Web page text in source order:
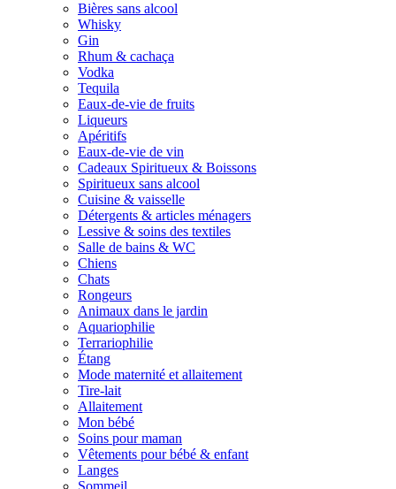
Bières sans alcool
Whisky
Gin
Rhum & cachaça
Vodka
Tequila
Eaux-de-vie de fruits
Liqueurs
Apéritifs
Eaux-de-vie de vin
Cadeaux Spiritueux & Boissons
Spiritueux sans alcool
Cuisine & vaisselle
Détergents & articles ménagers
Lessive & soins des textiles
Salle de bains & WC
Chiens
Chats
Rongeurs
Animaux dans le jardin
Aquariophilie
Terrariophilie
Étang
Mode maternité et allaitement
Tire-lait
Allaitement
Mon bébé
Soins pour maman
Vêtements pour bébé & enfant
Langes
Sommeil